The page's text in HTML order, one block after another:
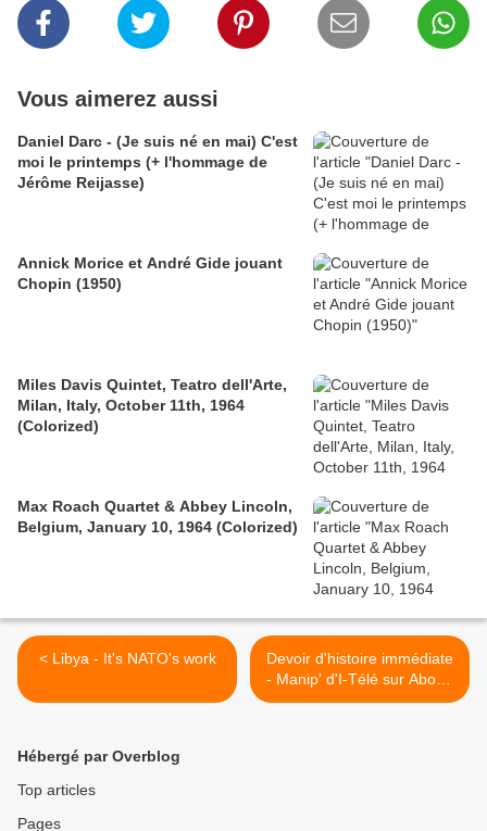
Vous aimerez aussi
Daniel Darc - (Je suis né en mai) C'est
moi le printemps (+ l'hommage de
Jérôme Reijasse)
Annick Morice et André Gide jouant
Chopin (1950)
Miles Davis Quintet, Teatro dell'Arte,
Milan, Italy, October 11th, 1964
(Colorized)
Max Roach Quartet & Abbey Lincoln,
Belgium, January 10, 1964 (Colorized)
< Libya - It's NATO's work
Devoir d'histoire immédiate
- Manip' d'I-Télé sur Abobo
: les Blancs n'y voient que
Hébergé par Overblog
Top articles
Pages